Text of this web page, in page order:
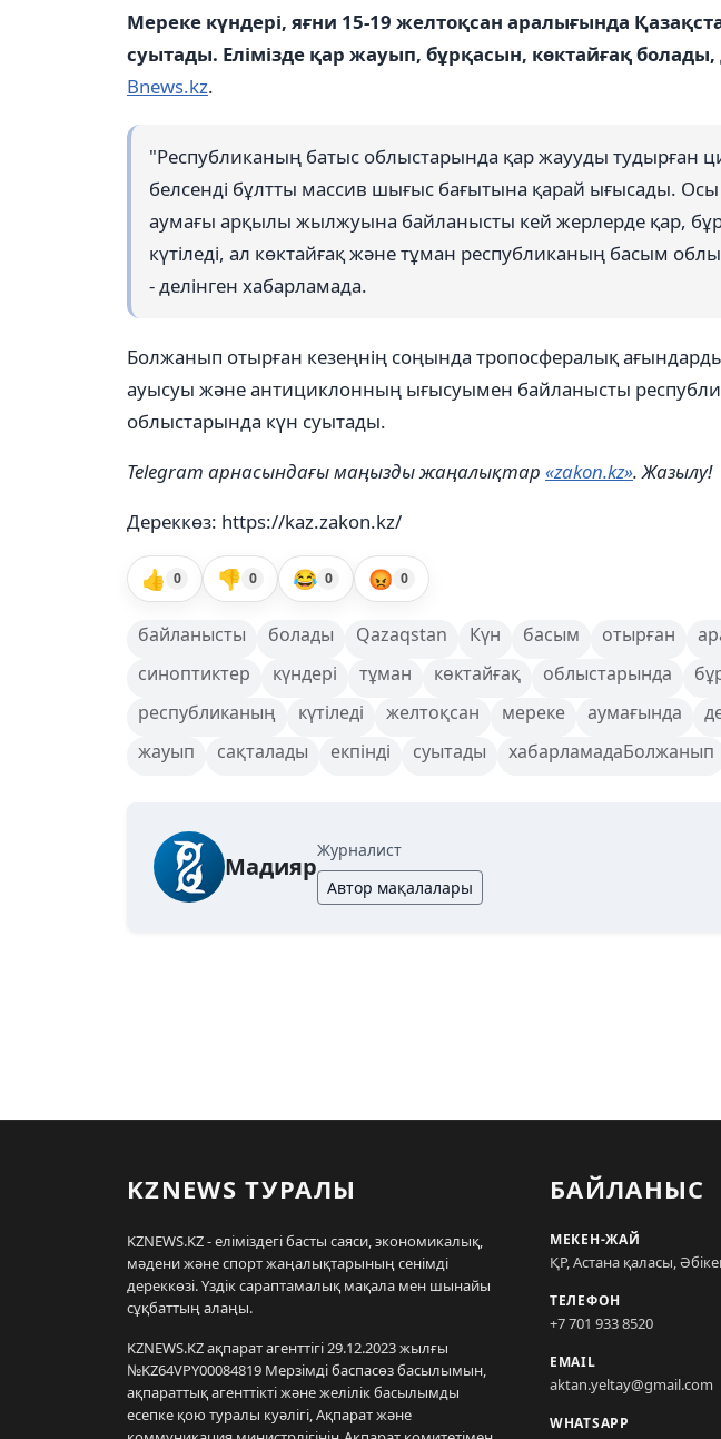
Мереке күндері, яғни 15-19 желтоқсан аралығында
суытады. Елімізде қар жауып, бұрқасын, көктайғақ болады,
Bnews.kz.
"Республиканың батыс облыстарында қар жаууды тудырған
белсенді бұлтты массив шығыс бағытына қарай ығысады.
аумағы арқылы жылжуына байланысты кей жерлерде қар,
күтіледі, ал көктайғақ және тұман республиканың басым
- делінген хабарламада.
Болжанып отырған кезеңнің соңында тропосфералық
ауысуы және антициклонның ығысуымен байланысты
облыстарында күн суытады.
Telegram арнасындағы маңызды жаңалықтар «zakon.kz». Жазылу!
Дереккөз: https://kaz.zakon.kz/
👍 0 👎 0 😂 0 😡 0
байланысты болады Qazaqstan Күн басым отырған
синоптиктер
күндері тұман көктайғақ облыстарында
республиканың
күтіледі желтоқсан мереке аумағында
жауып
сақталады екпінді суытады хабарламадаБолжанып
Мадияр
Журналист
Автор мақалалары
KZNEWS ТУРАЛЫ
KZNEWS.KZ - еліміздегі басты саяси, экономикалық,
мәдени және спорт жаңалықтарының сенімді
дереккөзі. Үздік сараптамалық мақала мен шынайы
сұқбаттың алаңы.
KZNEWS.KZ ақпарат агенттігі 29.12.2023 жылғы
№KZ64VPY00084819 Мерзімді баспасөз басылымын,
ақпараттық агенттікті және желілік басылымды
есепке қою туралы куәлігі, Ақпарат және
БАЙЛАНЫС
МЕКЕН-ЖАЙ
ҚР, Астана қаласы,
ТЕЛЕФОН
+7 701 933 8520
EMAIL
aktan.yeltay@gmail.com
WHATSAPP